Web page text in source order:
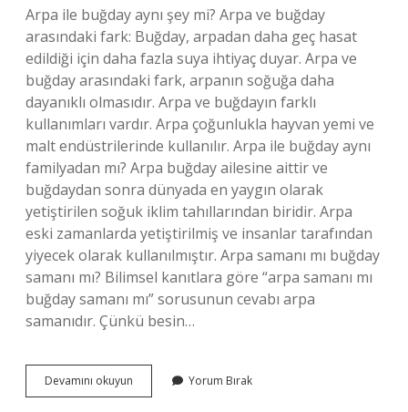
Arpa ile buğday aynı şey mi? Arpa ve buğday
arasındaki fark: Buğday, arpadan daha geç hasat
edildiği için daha fazla suya ihtiyaç duyar. Arpa ve
buğday arasındaki fark, arpanın soğuğa daha
dayanıklı olmasıdır. Arpa ve buğdayın farklı
kullanımları vardır. Arpa çoğunlukla hayvan yemi ve
malt endüstrilerinde kullanılır. Arpa ile buğday aynı
familyadan mı? Arpa buğday ailesine aittir ve
buğdaydan sonra dünyada en yaygın olarak
yetiştirilen soğuk iklim tahıllarından biridir. Arpa
eski zamanlarda yetiştirilmiş ve insanlar tarafından
yiyecek olarak kullanılmıştır. Arpa samanı mı buğday
samanı mı? Bilimsel kanıtlara göre “arpa samanı mı
buğday samanı mı” sorusunun cevabı arpa
samanıdır. Çünkü besin…
Devamını okuyun
Ile
Yorum Bırak